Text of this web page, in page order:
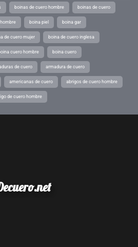
boinas de cuero hombre boinas de cuero
boina piel boina gar
de cuero mujer boina de cuero inglesa
cuero hombre boina cuero
de cuero armadura de cuero
americanas de cuero abrigos de cuero hombre
de cuero hombre